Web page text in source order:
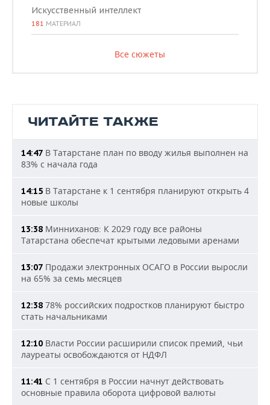
Искусственный интеллект
181 МАТЕРИАЛ
Все сюжеты
ЧИТАЙТЕ ТАКЖЕ
14:47 В Татарстане план по вводу жилья выполнен на
83% с начала года
14:15 В Татарстане к 1 сентября планируют открыть 4
новые школы
13:38 Минниханов: К 2029 году все районы
Татарстана обеспечат крытыми ледовыми аренами
13:07 Продажи электронных ОСАГО в России выросли
на 65% за семь месяцев
12:38 78% российских подростков планируют быстро
стать начальниками
12:10 Власти России расширили список премий, чьи
лауреаты освобождаются от НДФЛ
11:41 С 1 сентября в России начнут действовать
основные правила оборота цифровой валюты